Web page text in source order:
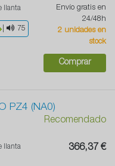
llanta
75
Envío gratis en
24/48h
2 unidades en
stock
Comprar
PZ4 (NA0)
llanta
Recomendado
366,37 €